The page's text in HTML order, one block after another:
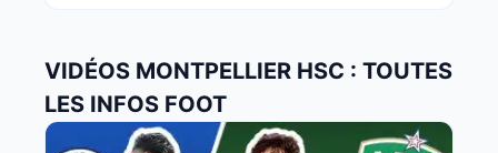
VIDÉOS MONTPELLIER HSC : TOUTES
LES INFOS FOOT